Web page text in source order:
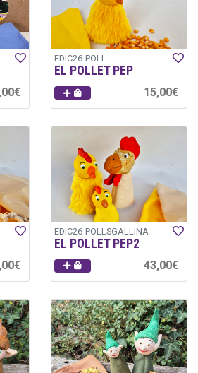
EDIC26-POLL
EL POLLET PEP
15,00€
EDIC26-POLLSGALLINA
EL POLLET PEP2
43,00€